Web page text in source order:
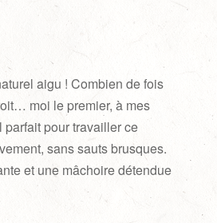
aigu ! Combien de fois
moi le premier, à mes
parfait pour travailler ce
sans sauts brusques.
et une mâchoire détendue